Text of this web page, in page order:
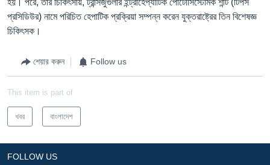
প্রসিডিউর) নামে পরিচিত হেপাটিক প্রক্রিয়া সম্পন্ন করেন যুক্তরাষ্ট্রের তিন বিশেষজ্ঞ
চিকিৎসক।
শেয়ার করুন Follow us
This item is part of
খবর বাংলাদেশ
FOLLOW US